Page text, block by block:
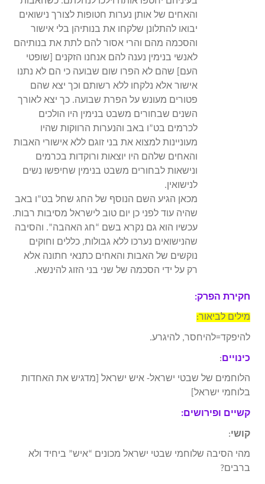
והאחים של אותן נערות חטופות לצורך נישואים
יבואו להתלונן שלקחו את בנותיהן בלי אישור
והסכמה מהם והרי אסור להם לתת את בנותיהם
לאנשי בנימין נענה להם אנחנו הזקנים [שופטי
העם] שהם לא הפרו שום שבועה כי הם לא נתנו
אישור אלא נלקחו ללא רשותם וכך יצא שהם
פטורים מעונש על הפרת שבועה. כך יצא לאורך
השנים שבחורים משבט בנימין היו הולכים
לכרמים בט”ו באב והנערות הרווקות שהיו
מעוניינות למצוא את בני זוגם ללא אישורי האבות
והאחים שלהם היו יוצאות ורוקדות בכרמים
ונישאות לבחורים משבט בנימין שחיפשו נשים
לנישואין.
מכאן הגיע השם הנוסף של החג שחל בט”ו באב
שהיה עוד לפני כן יום טוב לישראל מסיבות רבות.
עכשיו הוא גם נקרא בשם “חג האהבה”. והסיבה
שהנישואים נערכו ללא גבולות, כללים וחוקים
נוקשים של האבות והאחים כתנאי חתונה אלא
רק על ידי הסכמה של שני בני הזוג להינשא.
חקירת הפרק:
מילים לביאור:
להיפקד=להיחסר, להיגרע.
כינויים :
הלוחמים של שבטי ישראל- איש ישראל [מדגיש את האחדות
בלוחמי ישראל]
קשיים ופירושים:
קושי:
מהי הסיבה שלוחמי שבטי ישראל מכונים “איש” ביחיד ולא
ברבים?